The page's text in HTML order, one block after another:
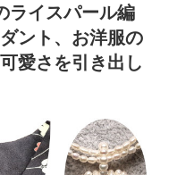
ライスパール編
ント、お洋服の
愛さを引き出し